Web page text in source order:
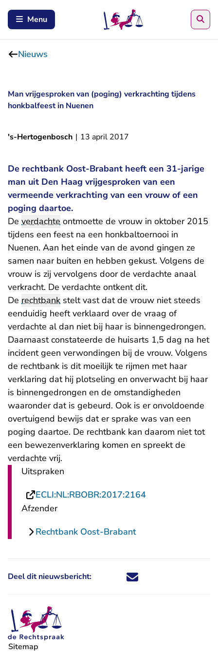
Menu
Nieuws
Man vrijgesproken van (poging) verkrachting tijdens
honkbalfeest in Nuenen
's-Hertogenbosch | 13 april 2017
De rechtbank Oost-Brabant heeft een 31-jarige
man uit Den Haag vrijgesproken van een
vermeende verkrachting van een vrouw of een
poging daartoe.
De verdachte ontmoette de vrouw in oktober 2015
tijdens een feest na een honkbaltoernooi in
Nuenen. Aan het einde van de avond gingen ze
samen naar buiten en hebben gekust. Volgens de
vrouw is zij vervolgens door de verdachte anaal
verkracht. De verdachte ontkent dit.
De rechtbank stelt vast dat de vrouw niet steeds
eenduidig heeft verklaard over de vraag of
verdachte al dan niet bij haar is binnengedrongen.
Daarnaast constateerde de huisarts 1,5 dag na het
incident geen verwondingen bij de vrouw. Volgens
de rechtbank is dit moeilijk te rijmen met haar
verklaring dat hij plotseling en onverwacht bij haar
is binnengedrongen en de omstandigheden
waaronder dat is gebeurd. Ook is er onvoldoende
overtuigend bewijs dat er sprake was van een
poging daartoe. De rechtbank kan daarom niet tot
een bewezenverklaring komen en spreekt de
verdachte vrij.
Uitspraken
ECLI:NL:RBOBR:2017:2164- U verlaat
Afzender
Rechtbank Oost-Brabant
Deel dit nieuwsbericht: Deel dit nieuwsbericht via X -
Deel dit nieuwsbericht via
Deel dit nieuwsbericht
Deel dit
Sitemap